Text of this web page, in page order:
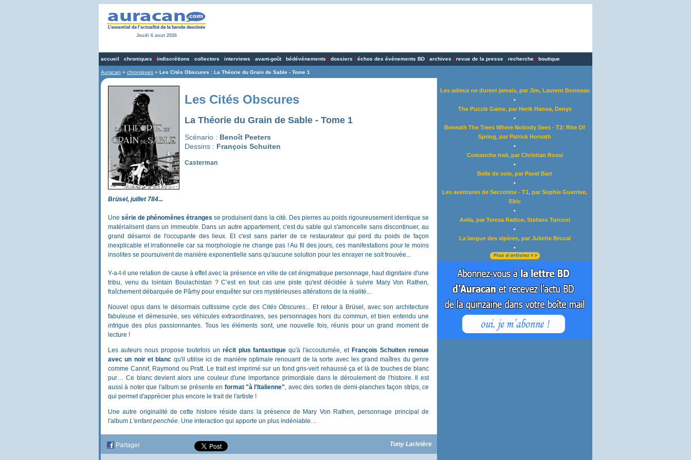
Jeudi 6 aout 2026
accueil | chroniques | indiscrétions | collectors | interviews | avant-goût| bédévénements | dossiers | échos des événements BD | archives | revue de la presse | recherche | boutique
Auracan » chroniques » Les Cités Obscures : La Théorie du Grain de Sable - Tome 1
Les Cités Obscures
La Théorie du Grain de Sable - Tome 1
Scénario : Benoît Peeters
Dessins : François Schuiten
Casterman
Brüsel, juillet 784...
Unesérie de phénomènes étranges se produisent dans la cité. Des pierres au poids rigoureusement identique se
matérialisent dans un immeuble. Dans un autre appartement, c'est du sable qui s'amoncelle sans discontinuer, au
grand désarroi de l'occupante des lieux. Et c'est sans parler de ce restaurateur qui perd du poids de façon
inexplicable et irrationnelle car sa morphologie ne change pas ! Au fil des jours, ces manifestations pour le moins
insolites se poursuivent de manière exponentielle sans qu'aucune solution pour les enrayer ne soit trouvée...
Y-a-t-il une relation de cause à effet avec la présence en ville de cet énigmatique personnage, haut dignitaire d'une
tribu, venu du lointain Boulachistan ? C’est en tout cas une piste qu'est décidée à suivre Mary Von Rathen,
fraîchement débarquée de Pârhy pour enquêter sur ces mystérieuses altérations de la réalité...
Nouvel opus dans le désormais cultissime cycle des Cités Obscures... Et retour à Brüsel, avec son architecture
fabuleuse et démesurée, ses véhicules extraordinaires, ses personnages hors du commun, et bien entendu une
intrigue des plus passionnantes. Tous les éléments sont, une nouvelle fois, réunis pour un grand moment de
lecture !
Les auteurs nous propose toutefois un récit plus fantastique qu'à l'accoutumée, et François Schuiten renoue
avec un noir et blanc qu'il utilise ici de manière optimale renouant de la sorte avec les grand maîtres du genre
comme Cannif, Raymond ou Pratt. Le trait est imprimé sur un fond gris-vert rehaussé ça et là de touches de blanc
pur… Ce blanc devient alors une couleur d'une importance primordiale dans le déroulement de l'histoire. Il est
aussi à noter que l'album se présente en format "à l'Italienne", avec des sortes de demi-planches façon strips, ce
qui permet d'apprécier plus encore le trait de l'artiste !
Une autre originalité de cette histoire réside dans la présence de Mary Von Rathen, personnage principal de
l'album L'enfant penchée. Une interaction qui apporte un plus indéniable…
Les adieux ne durent jamais, par Jim, Laurent Bonneau
•
The Puzzle Game, par Herik Hanna, Denys
•
Beneath The Trees Where Nobody Sees - T2: Rite Of
Spring, par Patrick Horvath
•
Comanche trail, par Christian Rossi
•
Belle de soie, par Pavel Bart
•
Les aventures de Seccotine - T1, par Sophie Guerrive,
Elric
•
Avila, par Teresa Radice, Stefano Turconi
•
La langue des vipères, par Juliette Brocal
•
Partager Tony Larivière